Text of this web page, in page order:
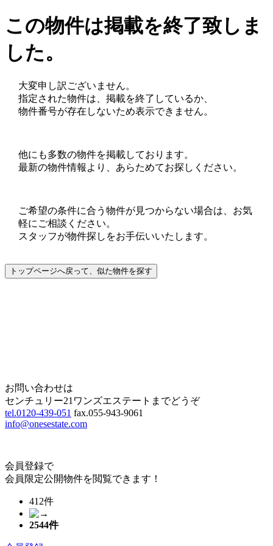
この物件は掲載を終了致しま
した。
大変申し訳ございません。
指定された物件は、掲載を終了しているか、
物件番号が存在しないため表示できません。
他にも多数の物件を掲載しております。
最新の物件情報より、あらためてお探しください。
ご希望の条件に合う物件が見つからない場合は、お気
軽にご相談ください。
スタッフが物件探しをお手伝いいたします。
お問い合わせは
センチュリー21ワンズエステートまでどうぞ
tel.0120-439-051 fax.055-943-9061
info@onesestate.com
会員登録で
会員限定公開物件を閲覧できます！
412件
2544件